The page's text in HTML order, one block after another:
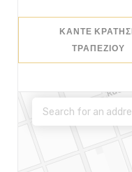
ΚΆΝΤΕ
ΤΡΑΠΕΖΙΟΎ